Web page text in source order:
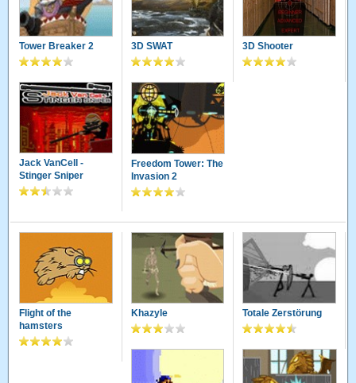
Tower Breaker 2 3D SWAT 3D Shooter
Jack VanCell -
Stinger Sniper
Freedom Tower: The
Invasion 2
Flight of the
hamsters
Khazyle Totale Zerstörung